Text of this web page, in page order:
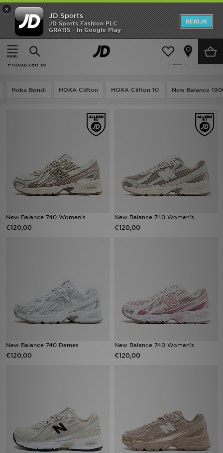
×
JD Sports
JD Sports Fashion PLC
GRATIS - In Google Play
BEKIJK
Thuis
Vrouwen
Vrouwen - New Balance 740
Producten 16
Hoka Bondi HOKA Clifton HOKA Clifton 10 New Balance
New Balance 740 Women's
€120,00
New Balance 740 Women's
€120,00
New Balance 740 Dames
€120,00
New Balance 740 Women's
€120,00
New In
Heren
Dames
Sport
Klantenservice